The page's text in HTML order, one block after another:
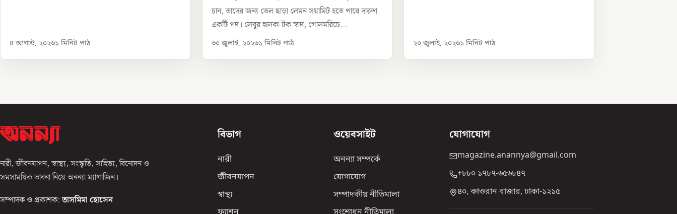
৪ আগস্ট, ২০২৬১ মিনিট পাঠ
চান, তাদের জন্য তেল ছাড়া লেমন সয়ামিট হতে পারে দারুণ
একটি পদ। লেবুর হালকা টক স্বাদ, গোলমরিচে...
৩০ জুলাই, ২০২৬১ মিনিট পাঠ ২০ জুলাই, ২০২৬১ মিনিট পাঠ
নারী, জীবনযাপন, স্বাস্থ্য, সংস্কৃতি, সাহিত্য, বিনোদন ও
সমসাময়িক ভাবনা নিয়ে অনন্যা ম্যাগাজিন।
সম্পাদক ও প্রকাশক: তাসমিমা হোসেন
বিভাগ
নারী
জীবনযাপন
স্বাস্থ্য
ওয়েবসাইট
অনন্যা সম্পর্কে
যোগাযোগ
সম্পাদকীয় নীতিমালা
যোগাযোগ
magazine.anannya@gmail.com
+৮৮০ ১৭৮৭-৬৫৬৮৪৭
৪০, কাওরান বাজার, ঢাকা-১২১৫